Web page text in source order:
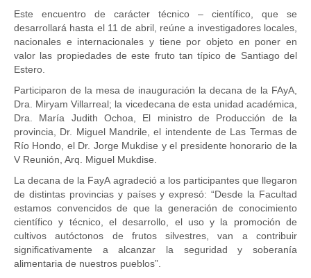
Este encuentro de carácter técnico – científico, que se
desarrollará hasta el 11 de abril, reúne a investigadores locales,
nacionales e internacionales y tiene por objeto en poner en
valor las propiedades de este fruto tan típico de Santiago del
Estero.
Participaron de la mesa de inauguración la decana de la FAyA,
Dra. Miryam Villarreal; la vicedecana de esta unidad académica,
Dra. María Judith Ochoa, El ministro de Producción de la
provincia, Dr. Miguel Mandrile, el intendente de Las Termas de
Río Hondo, el Dr. Jorge Mukdise y el presidente honorario de la
V Reunión, Arq. Miguel Mukdise.
La decana de la FayA agradeció a los participantes que llegaron
de distintas provincias y países y expresó: “Desde la Facultad
estamos convencidos de que la generación de conocimiento
científico y técnico, el desarrollo, el uso y la promoción de
cultivos autóctonos de frutos silvestres, van a contribuir
significativamente a alcanzar la seguridad y soberanía
alimentaria de nuestros pueblos”.